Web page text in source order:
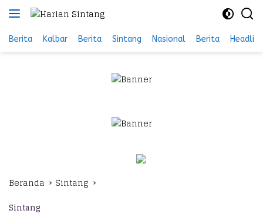
Langsung
ke
konten
Berita Kalbar Berita Sintang Nasional Berita Headline
Beranda Sintang
Sintang